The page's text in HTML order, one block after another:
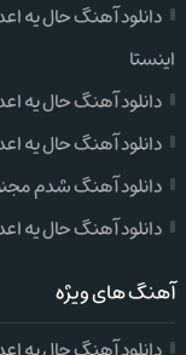
دانلود آهنگ حال یه
اینستا
دانلود آهنگ حال یه
دانلود آهنگ حال یه
دانلود آهنگ شدم
دانلود آهنگ حال یه
آهنگ های ویژه